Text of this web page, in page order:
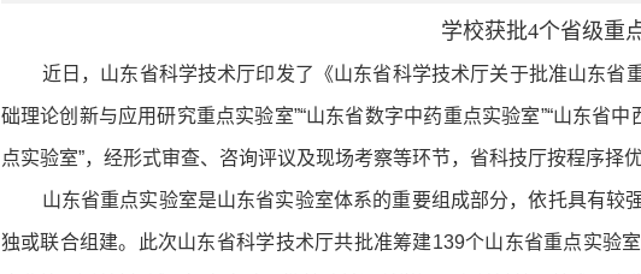
学校获批4个省级重
近日，山东省科学技术厅印发了《山东省科学技术厅关于批准山东省
础理论创新与应用研究重点实验室”“山东省数字中药重点实验室”“山东省
点实验室”，经形式审查、咨询评议及现场考察等环节，省科技厅按程序择
山东省重点实验室是山东省实验室体系的重要组成部分，依托具有
独或联合组建。此次山东省科学技术厅共批准筹建139个山东省重点实验